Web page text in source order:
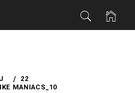
22
MANIACS_10